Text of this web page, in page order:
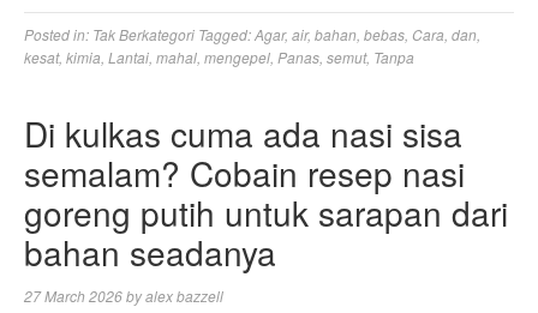
Posted in: Tak Berkategori Tagged:Agar, air, bahan bebas Cara dan
kesat, kimia Lantai mahal mengepel Panas semut, Tanpa
Di kulkas cuma ada nasi sisa
semalam? Cobain resep nasi
goreng putih untuk sarapan dari
bahan seadanya
27 March 2026byalex bazzell